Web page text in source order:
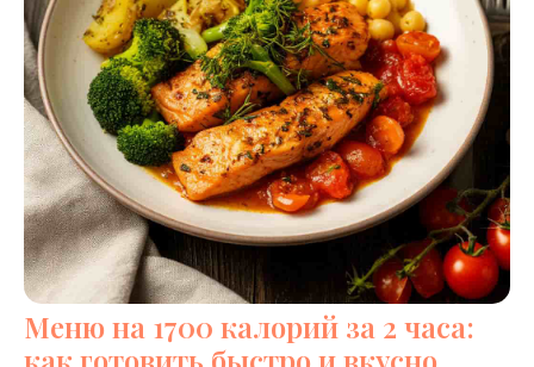
Меню на 1700 калорий за 2 часа: